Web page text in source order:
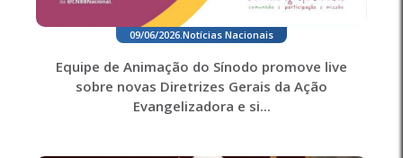
09/06/2026.Notícias Nacionais
Equipe de Animação do Sínodo promove live
sobre novas Diretrizes Gerais da Ação
Evangelizadora e si...